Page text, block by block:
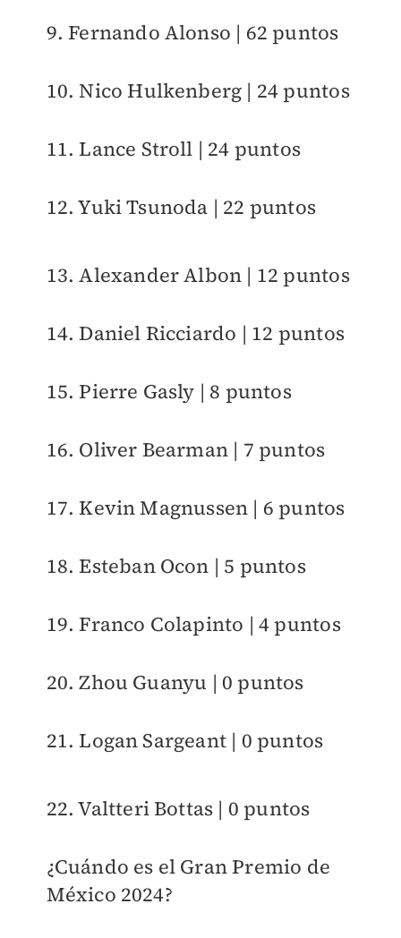
9. Fernando Alonso | 62 puntos
10. Nico Hulkenberg | 24 puntos
11. Lance Stroll | 24 puntos
12. Yuki Tsunoda | 22 puntos
13. Alexander Albon | 12 puntos
14. Daniel Ricciardo | 12 puntos
15. Pierre Gasly | 8 puntos
16. Oliver Bearman | 7 puntos
17. Kevin Magnussen | 6 puntos
18. Esteban Ocon | 5 puntos
19. Franco Colapinto | 4 puntos
20. Zhou Guanyu | 0 puntos
21. Logan Sargeant | 0 puntos
22. Valtteri Bottas | 0 puntos
¿Cuándo es el Gran Premio de
México 2024?